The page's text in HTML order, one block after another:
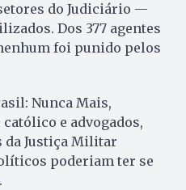
do Judiciário —
Dos 377 agentes
foi punido pelos
Nunca Mais,
e advogados,
da Justiça Militar
poderiam ter se